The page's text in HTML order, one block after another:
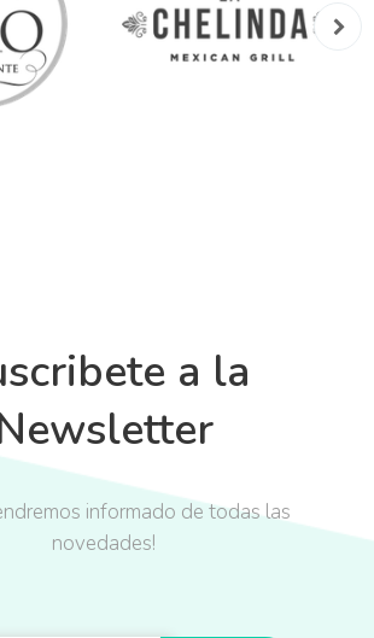
a la
informado de todas las
novedades!